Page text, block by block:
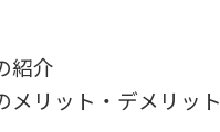
紹介
メリット・デメリット